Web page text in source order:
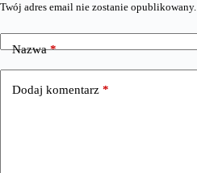
Twój adres email nie zostanie opublikowany.
Nazwa*
Dodaj komentarz *